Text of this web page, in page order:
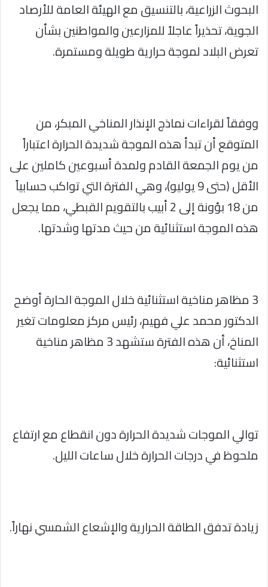
البحوث الزراعية، بالتنسيق مع الهيئة العامة للأرصاد
الجوية، تحذيراً عاجلاً للمزارعين والمواطنين بشأن
تعرض البلاد لموجة حرارية طويلة ومستمرة.
ووفقاً لقراءات نماذج الإنذار المناخي المبكر، من
المتوقع أن تبدأ هذه الموجة شديدة الحرارة اعتباراً
من يوم الجمعة القادم ولمدة أسبوعين كاملين على
الأقل (حتى 9 يوليو)، وهي الفترة التي تواكب حسابياً
من 18 بؤونة إلى 2 أبيب بالتقويم القبطي، مما يجعل
هذه الموجة استثنائية من حيث مدتها وشدتها.
3 مظاهر مناخية استثنائية خلال الموجة الحارة أوضح
الدكتور محمد علي فهيم، رئيس مركز معلومات تغير
المناخ، أن هذه الفترة ستشهد 3 مظاهر مناخية
استثنائية:
توالي الموجات شديدة الحرارة دون انقطاع مع ارتفاع
ملحوظ في درجات الحرارة خلال ساعات الليل.
زيادة تدفق الطاقة الحرارية والإشعاع الشمسي نهاراً.